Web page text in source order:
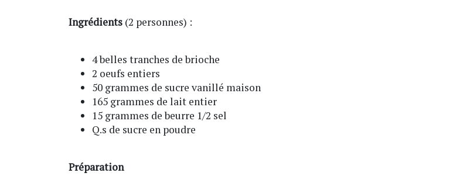
Ingrédients (2 personnes) :
4 belles tranches de brioche
2 oeufs entiers
50 grammes de sucre vanillé maison
165 grammes de lait entier
15 grammes de beurre 1/2 sel
Q.s de sucre en poudre
Préparation